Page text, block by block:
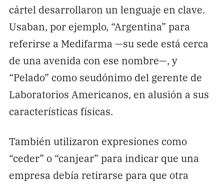
cártel desarrollaron un lenguaje en clave.
Usaban, por ejemplo, “Argentina” para
referirse a Medifarma —su sede está cerca
de una avenida con ese nombre—, y
“Pelado” como seudónimo del gerente de
Laboratorios Americanos, en alusión a sus
características físicas.
También utilizaron expresiones como
“ceder” o “canjear” para indicar que una
empresa debía retirarse para que otra